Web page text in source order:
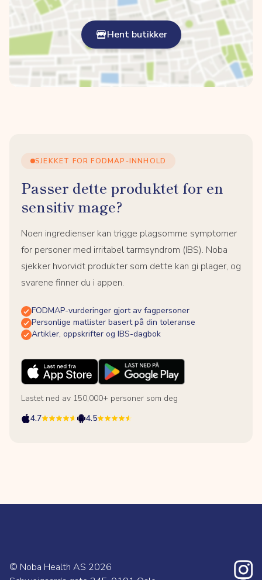
Hent butikker
SJEKKET FOR FODMAP-INNHOLD
Passer dette produktet for en
sensitiv mage?
Noen ingredienser kan trigge plagsomme symptomer
for personer med irritabel tarmsyndrom (IBS). Noba
sjekker hvorvidt produkter som dette kan gi plager, og
svarene finner du i appen.
FODMAP-vurderinger gjort av fagpersoner
Personlige matlister basert på din toleranse
Artikler, oppskrifter og IBS-dagbok
Lastet ned av 150,000+ personer som deg
4.7
4.5
© Noba Health AS 2026